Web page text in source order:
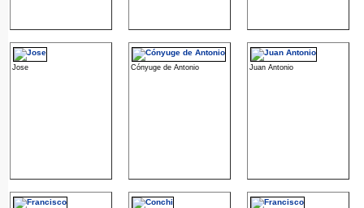
Jose Cónyuge de Antonio Juan Antonio